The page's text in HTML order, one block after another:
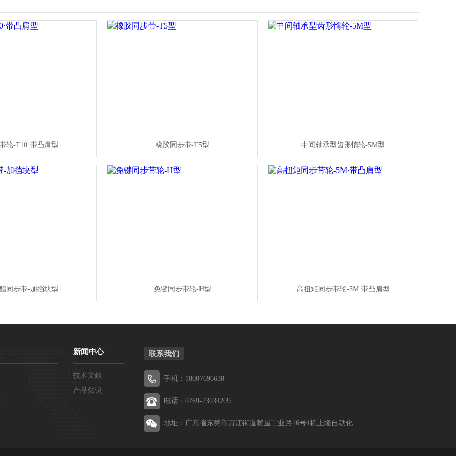
轮-T10·带凸肩型 橡胶同步带-T5型 中间轴承型齿形惰轮-5M型
同步带-加挡块型 免键同步带轮-H型 高扭矩同步带轮-5M·带凸肩型
新闻中心
技术文献
产品知识
联系我们
手机：18007696638
电话：0769-23034209
地址：广东省东莞市万江街道赖屋工业路16号4栋上隆自动化